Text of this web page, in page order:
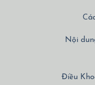
Nội
Điều